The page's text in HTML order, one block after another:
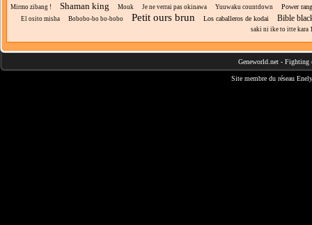
Mirmo zibang !
Shaman king Mouk Je ne verrai pas okinawa Yuuwaku countdown Power
El osito misha Bobobo-bo bo-bobo Petit ours brun Los caballeros de kodai Bible
saki ni ike to itte kara
Geneworld.net - Fighting
Site membre du réseau